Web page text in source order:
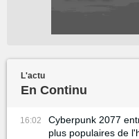
L'actu
En Continu
16:02
Cyberpunk 2077
plus populaires de